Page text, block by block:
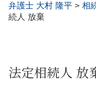
弁護士 大村 隆平 > 相
続人 放棄
法定相続人 放